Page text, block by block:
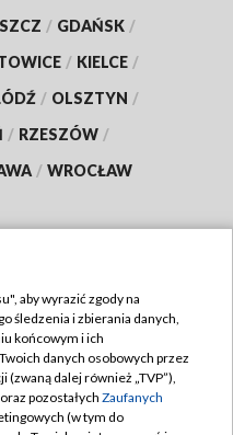
/ GDAŃSK /
/ KIELCE /
/ OLSZTYN /
/ RZESZÓW /
/ WROCŁAW
TVP
aby wyrazić zgody na
śledzenia i zbierania danych,
końcowym i ich
danych osobowych przez
(zwaną dalej również „TVP”),
oraz pozostałych Zaufanych
(w tym do